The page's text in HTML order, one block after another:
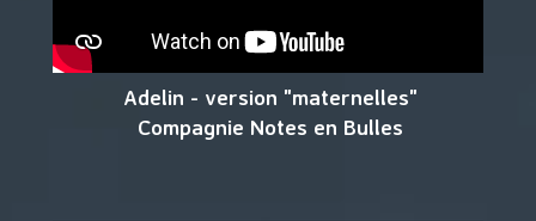
Adelin - version "maternelles"
Compagnie Notes en Bulles